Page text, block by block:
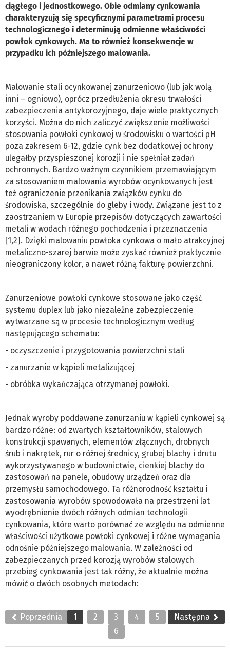
ciągłego i jednostkowego. Obie odmiany cynkowania
charakteryzują się specyficznymi parametrami procesu
technologicznego i determinują odmienne właściwości
powłok cynkowych. Ma to również konsekwencje w
przypadku ich późniejszego malowania.
Malowanie stali ocynkowanej zanurzeniowo (lub jak wolą
inni – ogniowo), oprócz przedłużenia okresu trwałości
zabezpieczenia antykorozyjnego, daje wiele praktycznych
korzyści. Można do nich zaliczyć zwiększenie możliwości
stosowania powłoki cynkowej w środowisku o wartości pH
poza zakresem 6-12, gdzie cynk bez dodatkowej ochrony
ulegałby przyspieszonej korozji i nie spełniał zadań
ochronnych. Bardzo ważnym czynnikiem przemawiającym
za stosowaniem malowania wyrobów ocynkowanych jest
też ograniczenie przenikania związków cynku do
środowiska, szczególnie do gleby i wody. Związane jest to z
zaostrzaniem w Europie przepisów dotyczących zawartości
metali w wodach różnego pochodzenia i przeznaczenia
[1,2]. Dzięki malowaniu powłoka cynkowa o mało atrakcyjnej
metaliczno-szarej barwie może zyskać również praktycznie
nieograniczony kolor, a nawet różną fakturę powierzchni.
Zanurzeniowe powłoki cynkowe stosowane jako część
systemu duplex lub jako niezależne zabezpieczenie
wytwarzane są w procesie technologicznym według
następującego schematu:
- oczyszczenie i przygotowania powierzchni stali
- zanurzanie w kąpieli metalizującej
- obróbka wykańczająca otrzymanej powłoki.
Jednak wyroby poddawane zanurzaniu w kąpieli cynkowej są
bardzo różne: od zwartych kształtowników, stalowych
konstrukcji spawanych, elementów złącznych, drobnych
śrub i nakrętek, rur o różnej średnicy, grubej blachy i drutu
wykorzystywanego w budownictwie, cienkiej blachy do
zastosowań na panele, obudowy urządzeń oraz dla
przemysłu samochodowego. Ta różnorodność kształtu i
zastosowania wyrobów spowodowała na przestrzeni lat
wyodrębnienie dwóch różnych odmian technologii
cynkowania, które warto porównać ze względu na odmienne
właściwości użytkowe powłoki cynkowej i różne wymagania
odnośnie późniejszego malowania. W zależności od
zabezpieczanych przed korozją wyrobów stalowych
przebieg cynkowania jest tak różny, że aktualnie można
mówić o dwóch osobnych metodach:
Poprzednia 1 2 3 4
5
6
Następna